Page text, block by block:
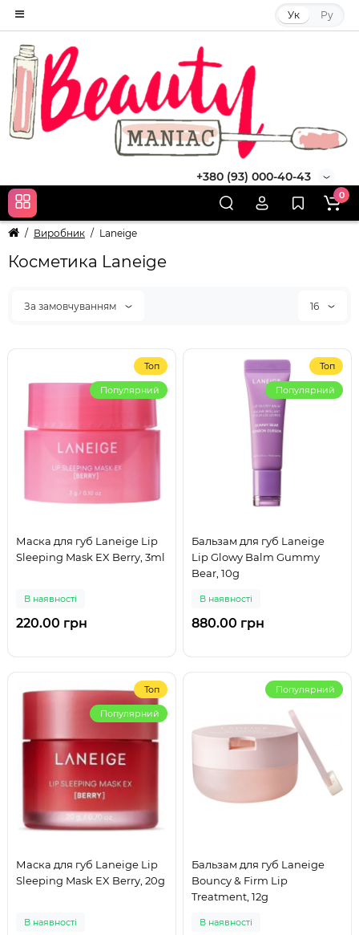
Ук Ру
+380 (93) 000-40-43
0
Виробник Laneige
Косметика Laneige
За замовчуванням 16
Топ
Популярний
Маска для губ Laneige Lip
Sleeping Mask EX Berry, 3ml
В наявності
220.00 грн
Топ
Популярний
Бальзам для губ Laneige
Lip Glowy Balm Gummy
Bear, 10g
В наявності
880.00 грн
Топ
Популярний
Маска для губ Laneige Lip
Sleeping Mask EX Berry, 20g
В наявності
Популярний
Бальзам для губ Laneige
Bouncy & Firm Lip
Treatment, 12g
В наявності